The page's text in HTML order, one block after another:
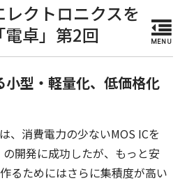
クトロニクスを
卓」第2回
MENU
小型・軽量化、低価格化
、消費電力の少ないMOS ICを
開発に成功したが、もっと安
るためにはさらに集積度が高い